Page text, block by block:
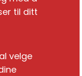
til ditt
velge